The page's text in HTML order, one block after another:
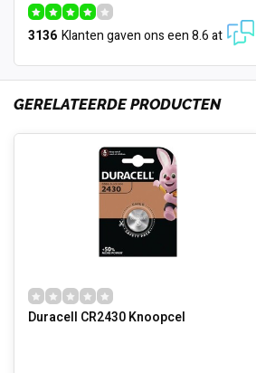
3136 Klanten gaven ons een 8.6 at
GERELATEERDE PRODUCTEN
Duracell CR2430 Knoopcel